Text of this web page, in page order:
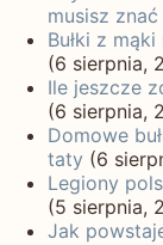
musisz znać
Bułki z
(6 sierpnia,
Ile jeszcze
(6 sierpnia,
Domowe
taty (6
Legiony
(5 sierpnia,
Jak